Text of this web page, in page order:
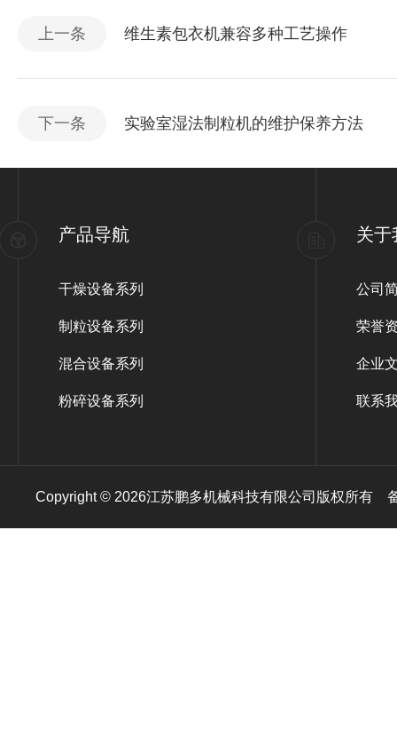
上一条 维生素包衣机兼容多种工艺操作
下一条 实验室湿法制粒机的维护保养方法
产品导航
干燥设备系列
制粒设备系列
混合设备系列
粉碎设备系列
关于
公司
荣誉
企业
联系
Copyright © 2026江苏鹏多机械科技有限公司版权所有